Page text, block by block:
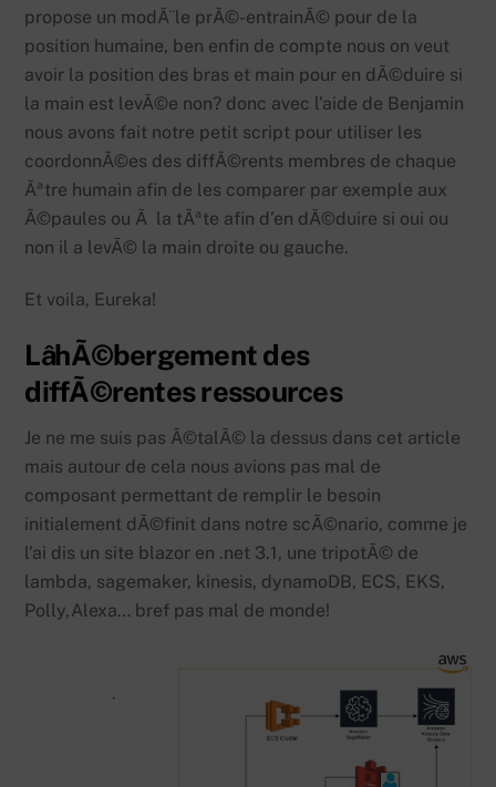
propose un modÃ¨le prÃ©-entrainÃ© pour de la
position humaine, ben enfin de compte nous on veut
avoir la position des bras et main pour en dÃ©duire si
la main est levÃ©e non? donc avec l’aide de Benjamin
nous avons fait notre petit script pour utiliser les
coordonnÃ©es des diffÃ©rents membres de chaque
Ãªtre humain afin de les comparer par exemple aux
Ã©paules ou Ã la tÃªte afin d’en dÃ©duire si oui ou
non il a levÃ© la main droite ou gauche.
Et voila, Eureka!
LâhÃ©bergement des
diffÃ©rentes ressources
Je ne me suis pas Ã©talÃ© la dessus dans cet article
mais autour de cela nous avions pas mal de
composant permettant de remplir le besoin
initialement dÃ©finit dans notre scÃ©nario, comme je
l’ai dis un site blazor en .net 3.1, une tripotÃ© de
lambda, sagemaker, kinesis, dynamoDB, ECS, EKS,
Polly,Alexa… bref pas mal de monde!